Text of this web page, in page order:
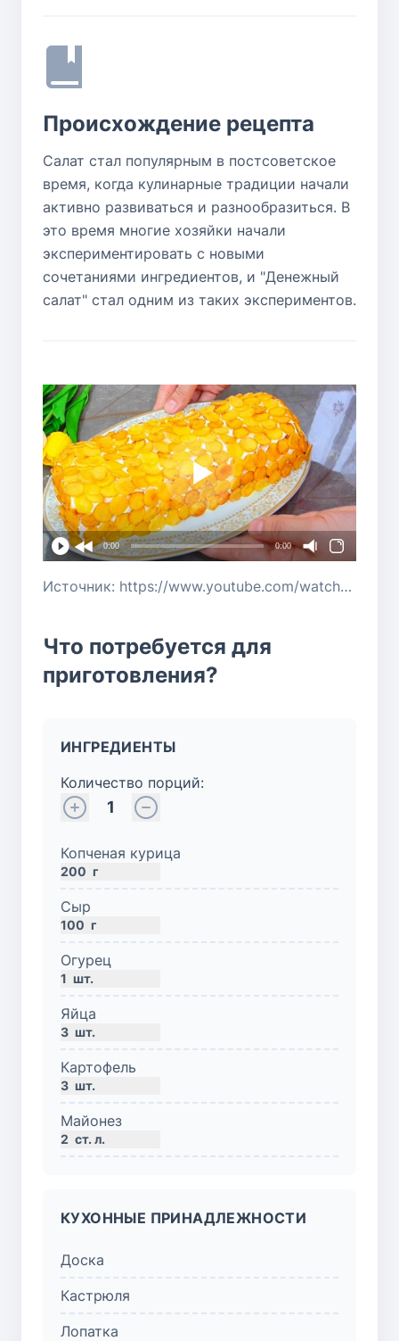
Происхождение рецепта
Салат стал популярным в постсоветское
время, когда кулинарные традиции начали
активно развиваться и разнообразиться. В
это время многие хозяйки начали
экспериментировать с новыми
сочетаниями ингредиентов, и "Денежный
салат" стал одним из таких экспериментов.
0:00 0:00
Источник: https://www.youtube.com/watch?v=s0lDZhQCkuw
Что потребуется для
приготовления?
ИНГРЕДИЕНТЫ
Количество порций:
1
Копченая курица
200 г
Сыр
100 г
Огурец
1 шт.
Яйца
3 шт.
Картофель
3 шт.
Майонез
2 ст. л.
КУХОННЫЕ ПРИНАДЛЕЖНОСТИ
Доска
Кастрюля
Лопатка